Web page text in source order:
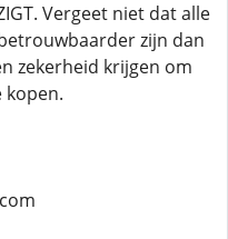
Vergeet niet dat alle
zijn dan
zekerheid krijgen om
kopen.